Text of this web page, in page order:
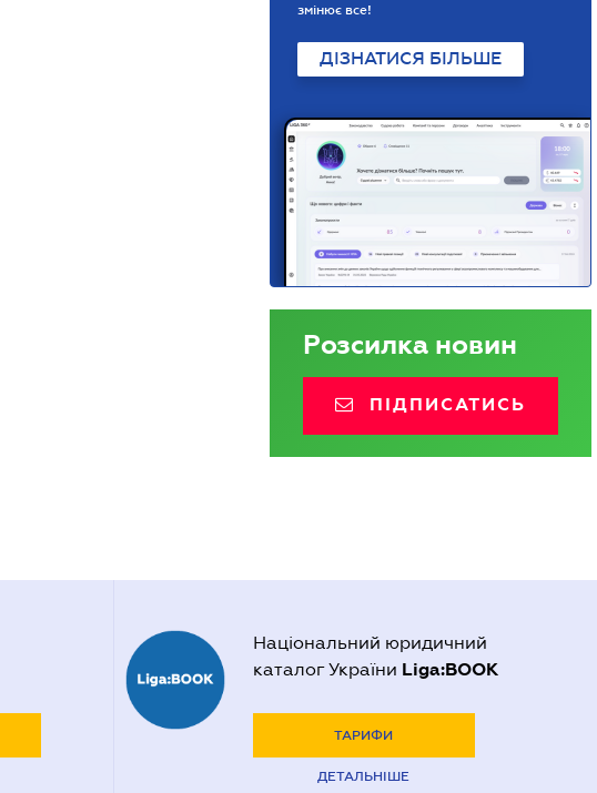
змінює все!
ДІЗНАТИСЯ БІЛЬШЕ
Розсилка новин
ПІДПИСАТИСЬ
Національний юридичний
каталог України Liga:BOOK
ТАРИФИ
ДЕТАЛЬНІШЕ